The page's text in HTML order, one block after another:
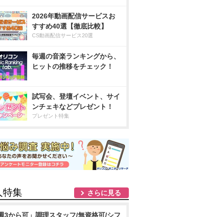
2026年動画配信サービスお
すすめ40選【徹底比較】
CS動画配信サービス20選
毎週の音楽ランキングから、
ヒットの推移をチェック！
試写会、登壇イベント、サイ
ンチェキなどプレゼント！
プレゼント特集
特集 さらに見る
3から可」調理スタッフ/無資格可/シフ